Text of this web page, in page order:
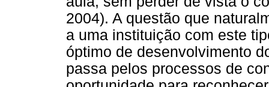
2004). A questão que
a uma instituição com este
óptimo de desenvolvimento
passa pelos processos de